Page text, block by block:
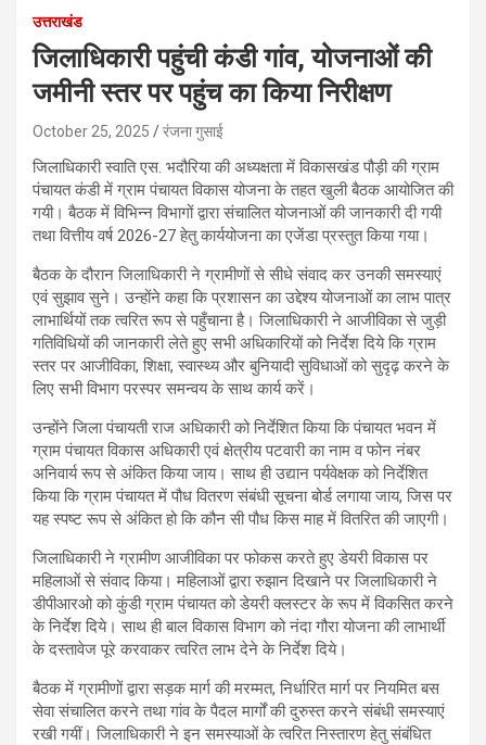
उत्तराखंड
जिलाधिकारी पहुंची कंडी गांव, योजनाओं की
जमीनी स्तर पर पहुंच का किया निरीक्षण
October 25, 2025 रंजना गुसाई
जिलाधिकारी स्वाति एस. भदौरिया की अध्यक्षता में विकासखंड पौड़ी की ग्राम
पंचायत कंडी में ग्राम पंचायत विकास योजना के तहत खुली बैठक आयोजित की
गयी। बैठक में विभिन्न विभागों द्वारा संचालित योजनाओं की जानकारी दी गयी
तथा वित्तीय वर्ष 2026-27 हेतु कार्ययोजना का एजेंडा प्रस्तुत किया गया।
बैठक के दौरान जिलाधिकारी ने ग्रामीणों से सीधे संवाद कर उनकी समस्याएं
एवं सुझाव सुने। उन्होंने कहा कि प्रशासन का उद्देश्य योजनाओं का लाभ पात्र
लाभार्थियों तक त्वरित रूप से पहुँचाना है। जिलाधिकारी ने आजीविका से जुड़ी
गतिविधियों की जानकारी लेते हुए सभी अधिकारियों को निर्देश दिये कि ग्राम
स्तर पर आजीविका, शिक्षा, स्वास्थ्य और बुनियादी सुविधाओं को सुदृढ़ करने के
लिए सभी विभाग परस्पर समन्वय के साथ कार्य करें।
उन्होंने जिला पंचायती राज अधिकारी को निर्देशित किया कि पंचायत भवन में
ग्राम पंचायत विकास अधिकारी एवं क्षेत्रीय पटवारी का नाम व फोन नंबर
अनिवार्य रूप से अंकित किया जाय। साथ ही उद्यान पर्यवेक्षक को निर्देशित
किया कि ग्राम पंचायत में पौध वितरण संबंधी सूचना बोर्ड लगाया जाय, जिस पर
यह स्पष्ट रूप से अंकित हो कि कौन सी पौध किस माह में वितरित की जाएगी।
जिलाधिकारी ने ग्रामीण आजीविका पर फोकस करते हुए डेयरी विकास पर
महिलाओं से संवाद किया। महिलाओं द्वारा रुझान दिखाने पर जिलाधिकारी ने
डीपीआरओ को कुंडी ग्राम पंचायत को डेयरी क्लस्टर के रूप में विकसित करने
के निर्देश दिये। साथ ही बाल विकास विभाग को नंदा गौरा योजना की लाभार्थी
के दस्तावेज पूरे करवाकर त्वरित लाभ देने के निर्देश दिये।
बैठक में ग्रामीणों द्वारा सड़क मार्ग की मरम्मत, निर्धारित मार्ग पर नियमित बस
सेवा संचालित करने तथा गांव के पैदल मार्गों की दुरुस्त करने संबंधी समस्याएं
रखी गयीं। जिलाधिकारी ने इन समस्याओं के त्वरित निस्तारण हेतु संबंधित